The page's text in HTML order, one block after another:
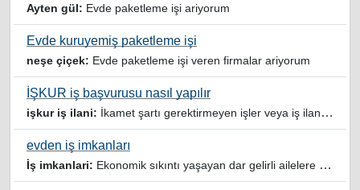
Ayten gül: Evde paketleme işi ariyorum
Evde kuruyemiş paketleme işi
neşe çiçek: Evde paketleme işi veren firmalar ariyorum
İŞKUR iş başvurusu nasıl yapılır
işkur iş ilani: İkamet şartı gerektirmeyen işler veya iş ilanlari da listelensin. Arama sonucuna işverenin tercih ettiği ikamet illeri de eklense olmazmi
evden iş imkanları
İş imkanlari: Ekonomik sıkıntı yaşayan dar gelirli ailelere özellikle evde iş imkanı sağlayan bu durumdan istifade eden ev hanımlarına büyük bir nimet çalışmak ev Ekonomisine benim gibi destek olmak isteyenler sağlam güvenilir sitelere rağbet etsin her ilan yada reklam doğru adres olmayabiliyor arkadaşlar, bu alanda bize yol gösteren yardımcı olan doğru şekilde yönlendiren sayfaya teşekkür ederim elinize emeklerine sağlık